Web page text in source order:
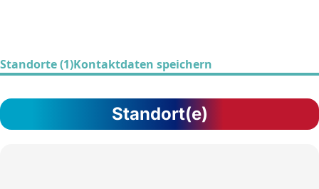
Standorte (1)Kontaktdaten speichern
Standort(e)